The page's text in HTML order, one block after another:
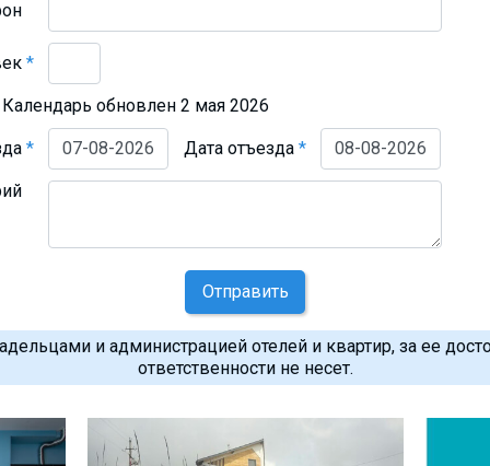
*
Календарь обновлен 2 мая 2026
* Дата отъезда*
Отправить
и администрацией отелей и квартир, за ее
ответственности не несет.